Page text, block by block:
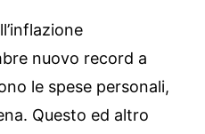
nuovo record a
le spese personali,
Questo ed altro